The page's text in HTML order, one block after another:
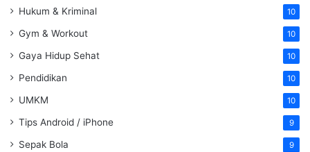
Hukum & Kriminal 10
Gym & Workout 10
Gaya Hidup Sehat 10
Pendidikan 10
UMKM 10
Tips Android / iPhone 9
Sepak Bola 9